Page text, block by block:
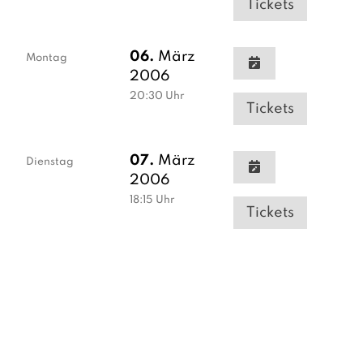
Tickets
Montag 06. März
2006
20:30 Uhr
Tickets
Dienstag 07. März
2006
18:15 Uhr
Tickets